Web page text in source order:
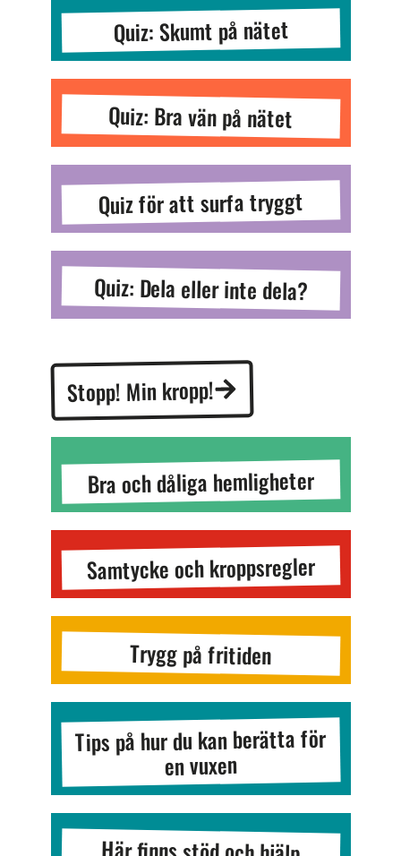
Quiz: Skumt på nätet
Quiz: Bra vän på nätet
Quiz för att surfa tryggt
Quiz: Dela eller inte dela?
Stopp! Min kropp!
Bra och dåliga hemligheter
Samtycke och kroppsregler
Trygg på fritiden
Tips på hur du kan berätta för
en vuxen